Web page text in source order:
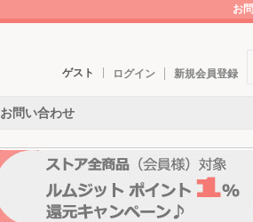
お
ゲスト ログイン 新規会員登録
お問い合わせ